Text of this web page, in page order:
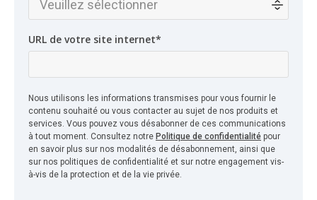
URL de votre site internet*
Nous utilisons les informations transmises pour vous fournir le
contenu souhaité ou vous contacter au sujet de nos produits et
services. Vous pouvez vous désabonner de ces communications
à tout moment. Consultez notre Politique de confidentialité pour
en savoir plus sur nos modalités de désabonnement, ainsi que
sur nos politiques de confidentialité et sur notre engagement vis-
à-vis de la protection et de la vie privée.